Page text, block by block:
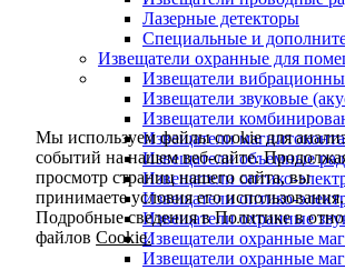
Лазерные детекторы
Специальные и
Извещатели охранные для
Извещатели
Извещатели звуковые
Извещатели
Извещатели
Извещатели объемные
Извещатели оптико-
Извещатели оптико-
Извещатели охранные
Извещатели охранные
Извещатели охранные
Мы используем файлы cookie для
событий на нашем веб-сайте.
просмотр страниц нашего сайта, вы
принимаете условия его использования.
Подробные сведения в Политике в
файловCookie.